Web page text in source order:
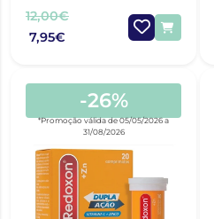
12,00€
7,95€
-26%
*Promoção válida de 05/05/2026 a
31/08/2026